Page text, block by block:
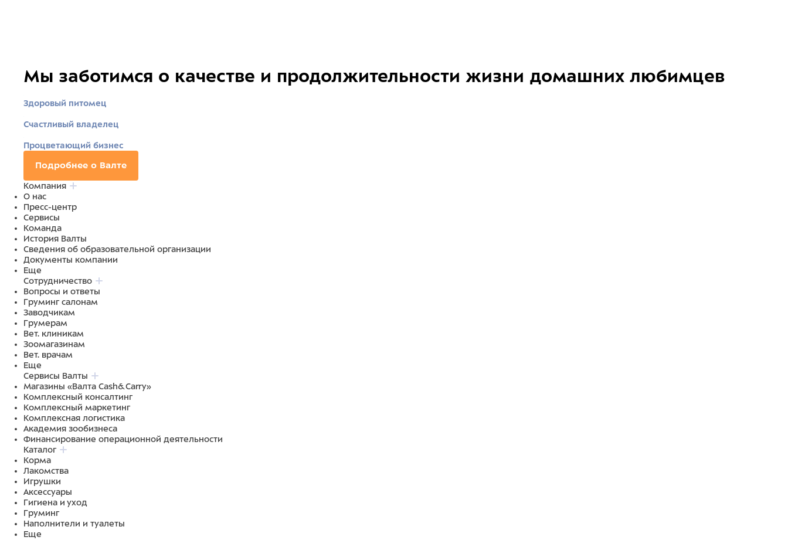
Мы заботимся о качестве и продолжительности жизни домашних любимцев
Здоровый питомец
Счастливый владелец
Процветающий бизнес
Подробнее о Валте
Компания
О нас
Пресс-центр
Сервисы
Команда
История Валты
Сведения об образовательной организации
Документы компании
Еще
Сотрудничество
Вопросы и ответы
Груминг салонам
Заводчикам
Грумерам
Вет. клиникам
Зоомагазинам
Вет. врачам
Еще
Сервисы Валты
Магазины «Валта Cash&Carry»
Комплексный консалтинг
Комплексный маркетинг
Комплексная логистика
Академия зообизнеса
Финансирование операционной деятельности
Каталог
Корма
Лакомства
Игрушки
Аксессуары
Гигиена и уход
Груминг
Наполнители и туалеты
Еще